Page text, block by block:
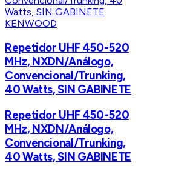
KENWOOD
Repetidor UHF 450-520
MHz, NXDN/Análogo,
Convencional/Trunking,
40 Watts, SIN GABINETE
Repetidor UHF 450-520
MHz, NXDN/Análogo,
Convencional/Trunking,
40 Watts, SIN GABINETE